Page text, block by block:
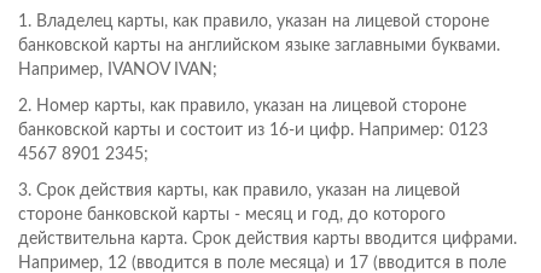
1. Владелец карты, как правило, указан на лицевой стороне
банковской карты на английском языке заглавными буквами.
Например, IVANOV IVAN;
2. Номер карты, как правило, указан на лицевой стороне
банковской карты и состоит из 16-и цифр. Например: 0123
4567 8901 2345;
3. Срок действия карты, как правило, указан на лицевой
стороне банковской карты - месяц и год, до которого
действительна карта. Срок действия карты вводится цифрами.
Например, 12 (вводится в поле месяца) и 17 (вводится в поле